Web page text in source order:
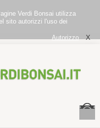
Verdi Bonsai utilizza
sito autorizzi l'uso dei
Autorizzo
X